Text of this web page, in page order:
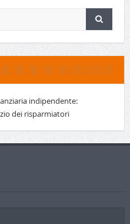
indipendente:
dei risparmiatori